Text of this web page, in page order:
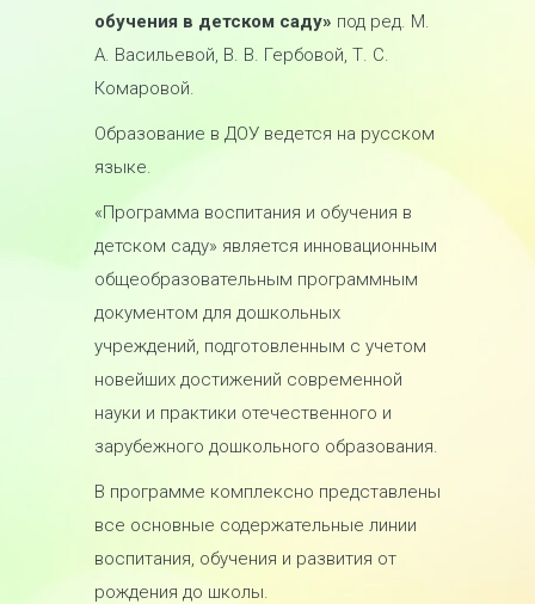
обучения в детском саду» под ред. М.
А. Васильевой, В. В. Гербовой, Т. С.
Комаровой.
Образование в ДОУ ведется на русском
языке.
«Программа воспитания и обучения в
детском саду» является инновационным
общеобразовательным программным
документом для дошкольных
учреждений, подготовленным с учетом
новейших достижений современной
науки и практики отечественного и
зарубежного дошкольного образования.
В программе комплексно представлены
все основные содержательные линии
воспитания, обучения и развития от
рождения до школы.